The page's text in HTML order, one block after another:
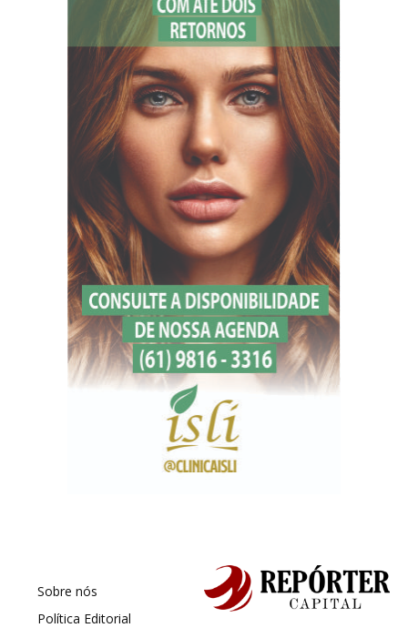
Sobre nós
Política Editorial